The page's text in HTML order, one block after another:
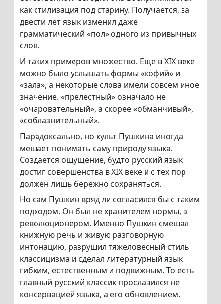
как стилизация под старину. Получается, за
двести лет язык изменил даже
грамматический «пол» одного из привычных
слов.
И таких примеров множество. Еще в XIX веке
можно было услышать формы «кофий» и
«зала», а некоторые слова имели совсем иное
значение. «прелестный» означало не
«очаровательный», а скорее «обманчивый»,
«соблазнительный».
Парадоксально, но культ Пушкина иногда
мешает понимать саму природу языка.
Создается ощущение, будто русский язык
достиг совершенства в XIX веке и с тех пор
должен лишь бережно сохраняться.
Но сам Пушкин вряд ли согласился бы с таким
подходом. Он был не хранителем нормы, а
революционером. Именно Пушкин смешал
книжную речь и живую разговорную
интонацию, разрушил тяжеловесный стиль
классицизма и сделал литературный язык
гибким, естественным и подвижным. То есть
главный русский классик прославился не
консервацией языка, а его обновлением.